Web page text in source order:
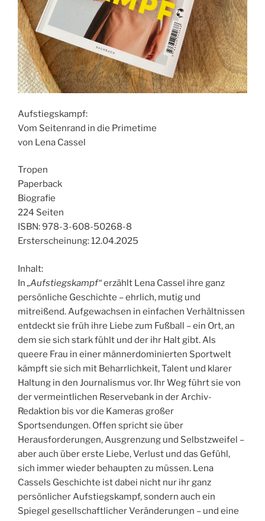
Aufstiegskampf:
Vom Seitenrand in die Primetime
von Lena Cassel
Tropen
Paperback
Biografie
224 Seiten
ISBN: 978-3-608-50268-8
Ersterscheinung: 12.04.2025
Inhalt:
In„Aufstiegskampf“erzählt Lena Cassel ihre ganz
persönliche Geschichte – ehrlich, mutig und
mitreißend. Aufgewachsen in einfachen Verhältnissen
entdeckt sie früh ihre Liebe zum Fußball – ein Ort, an
dem sie sich stark fühlt und der ihr Halt gibt. Als
queere Frau in einer männerdominierten Sportwelt
kämpft sie sich mit Beharrlichkeit, Talent und klarer
Haltung in den Journalismus vor. Ihr Weg führt sie von
der vermeintlichen Reservebank in der Archiv-
Redaktion bis vor die Kameras großer
Sportsendungen. Offen spricht sie über
Herausforderungen, Ausgrenzung und Selbstzweifel –
aber auch über erste Liebe, Verlust und das Gefühl,
sich immer wieder behaupten zu müssen. Lena
Cassels Geschichte ist dabei nicht nur ihr ganz
persönlicher Aufstiegskampf, sondern auch ein
Spiegel gesellschaftlicher Veränderungen – und eine